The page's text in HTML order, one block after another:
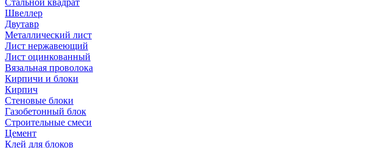
Стальной квадрат
Швеллер
Двутавр
Металлический лист
Лист нержавеющий
Лист оцинкованный
Вязальная проволока
Кирпичи и блоки
Кирпич
Стеновые блоки
Газобетонный блок
Строительные смеси
Цемент
Клей для блоков